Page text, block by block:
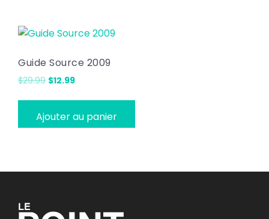
Guide Source 2009
$29.99 Le
initial
était :
$29.99.
$12.99Le
actuel
est :
$12.99.
Ajouter au panier